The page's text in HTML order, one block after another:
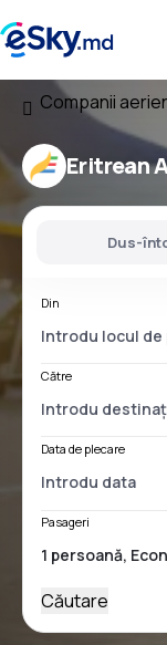
Companii
Eritrean
Dus-
Din
Către
Data de plecare
Pasageri
Căutare